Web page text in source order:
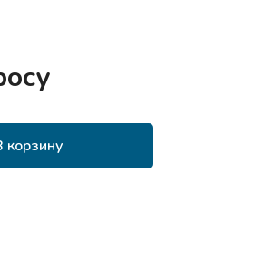
корзину